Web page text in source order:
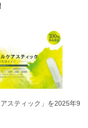
スティック」を2025年9